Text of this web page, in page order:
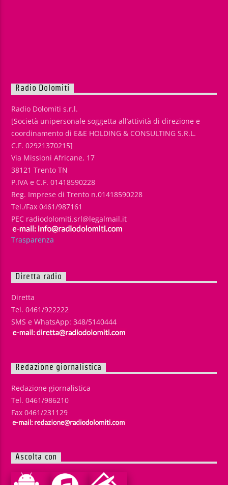
Radio Dolomiti
Radio Dolomiti s.r.l.
[Società unipersonale soggetta all’attività di direzione e
coordinamento di E&E HOLDING & CONSULTING S.R.L.
C.F. 02921370215]
Via Missioni Africane, 17
38121 Trento TN
P.IVA e C.F. 01418590228
Reg. Imprese di Trento n.01418590228
Tel./Fax 0461/987161
PEC radiodolomiti.srl@legalmail.it
Trasparenza
Diretta radio
Diretta
Tel. 0461/922222
SMS e WhatsApp: 348/5140444
Redazione giornalistica
Redazione giornalistica
Tel. 0461/986210
Fax 0461/231129
Ascolta con